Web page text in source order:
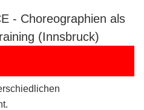
- Choreographien als
(Innsbruck)